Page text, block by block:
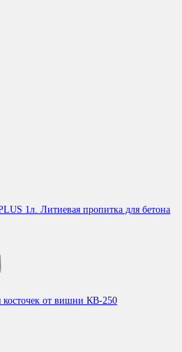
1л. Литиевая пропитка для бетона
от вишни КВ-250